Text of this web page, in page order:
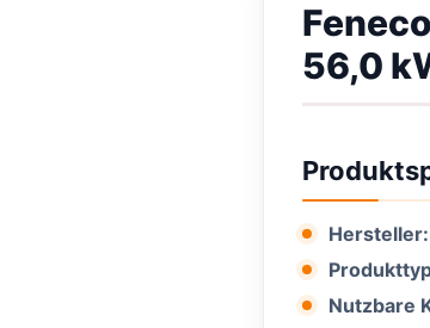
56,0
Hersteller:
Nutzbare